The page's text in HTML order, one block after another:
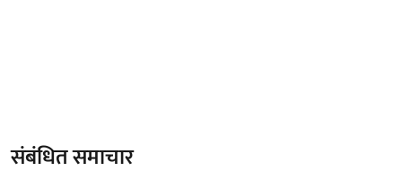
संबंधित समाचार